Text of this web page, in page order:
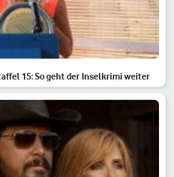
15: So geht der Inselkrimi weiter